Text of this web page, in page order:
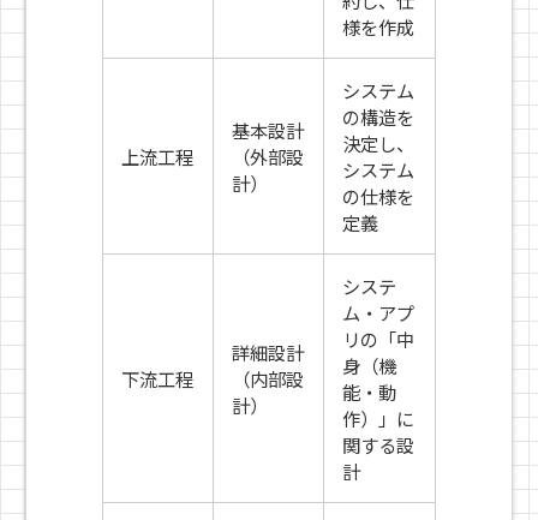
様を作成
上流工程
基本設計
（外部設
計）
システム
の構造を
決定し、
システム
の仕様を
定義
下流工程
詳細設計
（内部設
計）
システ
ム・アプ
リの「中
身（機
能・動
作）」に
関する設
計